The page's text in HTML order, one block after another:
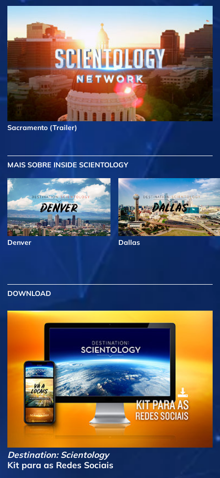
Sacramento (Trailer)
MAIS SOBRE INSIDE SCIENTOLOGY
Denver Dallas
DOWNLOAD
Destination: Scientology
Kit para as Redes Sociais